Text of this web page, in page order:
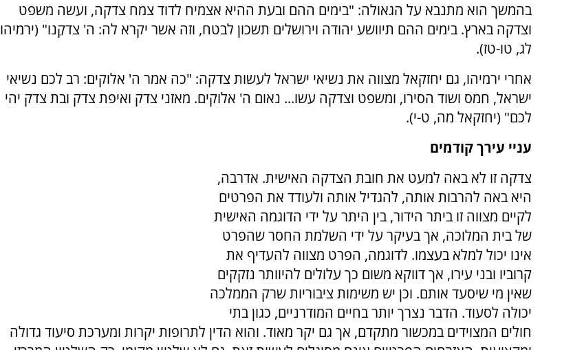
בהמשך הוא מתנבא על הגאולה: "בימים ההם ובעת ההיא אצמיח לדוד צמח צדקה, ועשה משפט
וצדקה בארץ. בימים ההם תיוושע יהודה וירושלים תשכון לבטח, וזה אשר יקרא לה: ה' צדקֵנו" (ירמיהו
לג, טו-טז).
אחרי ירמיהו, גם יחזקאל מצווה את נשיאי ישראל לעשות צדקה: "כה אמר ה' אלוקים: רב לכם נשיאי
ישראל, חמס ושוד הסירו, ומשפט וצדקה עשו... נאום ה' אלוקים. מאזני צדק ואיפת צדק ובת צדק יהי
לכם" (יחזקאל מה, ט-י).
עניי עירך קודמים
צדקה זו לא באה למעט את חובת הצדקה האישית. אדרבה,
היא באה להרבות אותה, להגדיל אותה ולעודד את הפרטים
לקיים מצווה זו ביתר הידור, בין היתר על ידי הדוגמה האישית
של בית המלוכה, אך בעיקר על ידי השלמת החסר שהפרט
אינו יכול למלא בעצמו. לדוגמה, הפרט מצווה להעדיף את
קרוביו ובני עירו, אך דווקא משום כך עלולים להיוותר נזקקים
שאין מי שיסעד אותם. וכן יש משימות ציבוריות שרק הממלכה
יכולה לסעוד. הדבר נצרך יותר בחיים המודרניים, כגון בתי
חולים המצוידים במכשור מתקדם, אך גם יקר מאוד. והוא הדין לתרופות יקרות ומערכת סיעוד גדולה